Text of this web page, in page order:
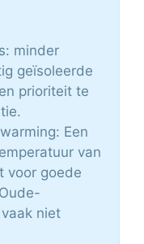
minder
geïsoleerde
prioriteit te
Een
van
voor goede
niet